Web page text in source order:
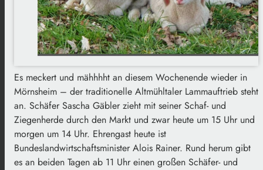
Es meckert und mähhhht an diesem Wochenende wieder in
Mörnsheim – der traditionelle Altmühltaler Lammauftrieb steht
an. Schäfer Sascha Gäbler zieht mit seiner Schaf- und
Ziegenherde durch den Markt und zwar heute um 15 Uhr und
morgen um 14 Uhr. Ehrengast heute ist
Bundeslandwirtschaftsminister Alois Rainer. Rund herum gibt
es an beiden Tagen ab 11 Uhr einen großen Schäfer- und